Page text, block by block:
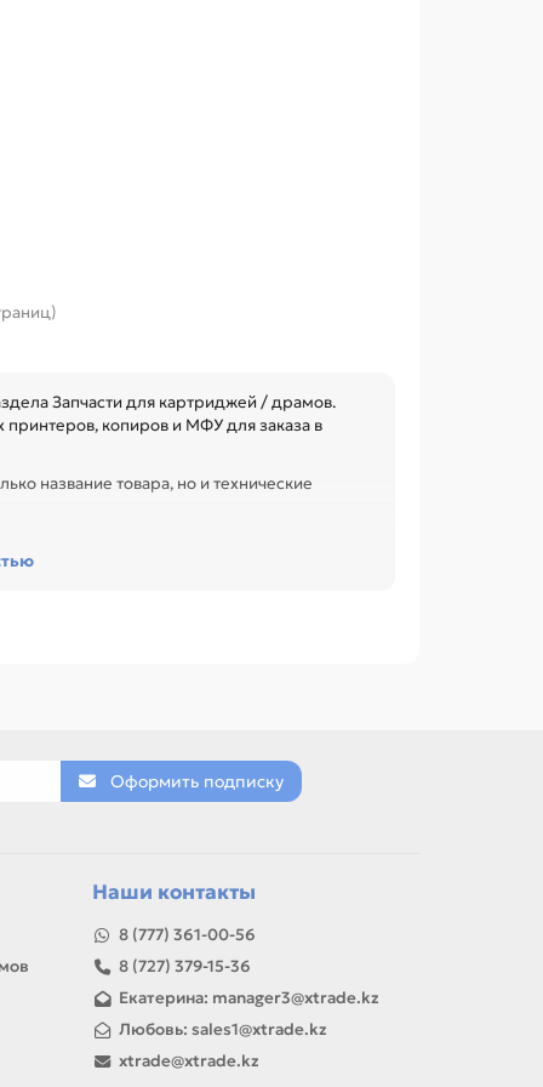
Запчасти для картриджей / драмов.
копиров и МФУ для заказа в
название товара, но и технические
сервисного центра или техники с
можно использовать для замены,
Оформить подписку
Наши контакты
8 (777) 361-00-56
8 (727) 379-15-36
Екатерина: manager3@xtrade.kz
Любовь: sales1@xtrade.kz
xtrade@xtrade.kz